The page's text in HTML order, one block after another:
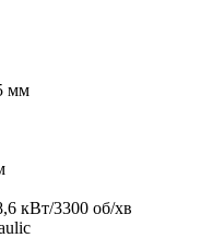
мм
кВт/3300 об/хв